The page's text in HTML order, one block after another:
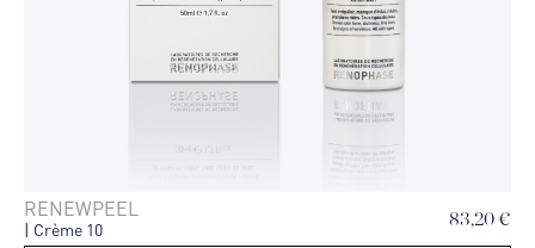
RENEWPEEL
| Crème 10 83,20€